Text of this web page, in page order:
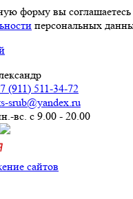
форму вы соглашаетесь
персональных
(911) 511-34-72
srub@yandex.ru
вс. с 9.00 - 20.00
сайтов